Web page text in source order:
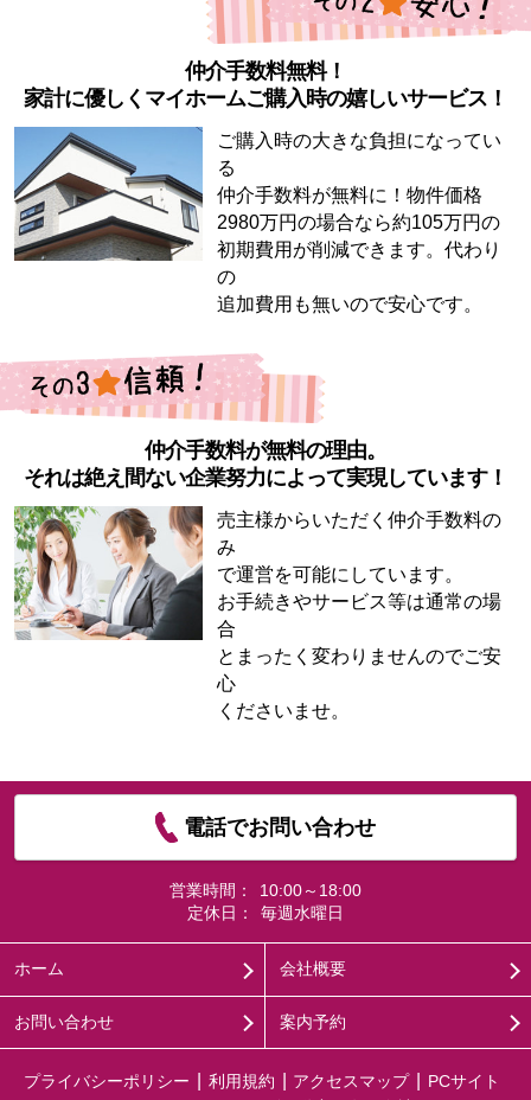
仲介手数料無料！
家計に優しくマイホームご購入時の嬉しいサービス！
ご購入時の大きな負担になってい
る
仲介手数料が無料に！物件価格
2980万円の場合なら約105万円の
初期費用が削減できます。代わり
の
追加費用も無いので安心です。
仲介手数料が無料の理由。
それは絶え間ない企業努力によって実現しています！
売主様からいただく仲介手数料の
み
で運営を可能にしています。
お手続きやサービス等は通常の場
合
とまったく変わりませんのでご安
心
くださいませ。
電話でお問い合わせ
営業時間：
10:00～18:00
定休日：
毎週水曜日
ホーム 会社概要
お問い合わせ 案内予約
プライバシーポリシー 利用規約 アクセスマップ
PCサイト